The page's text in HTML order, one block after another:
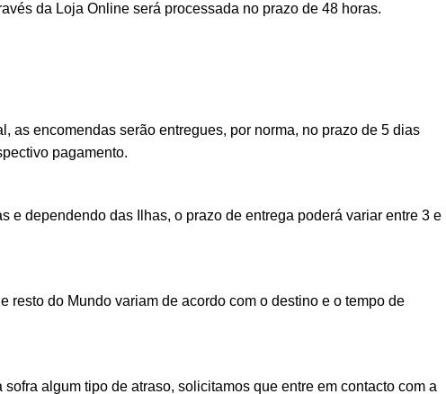
da Loja Online será processada no prazo de 48 horas.
as encomendas serão entregues, por norma, no prazo de 5 dias
pagamento.
e dependendo das Ilhas, o prazo de entrega poderá variar entre 3 e
resto do Mundo variam de acordo com o destino e o tempo de
algum tipo de atraso, solicitamos que entre em contacto com a